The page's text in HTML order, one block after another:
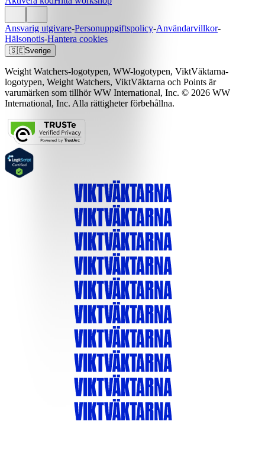
Ansvarig utgivare-Personuppgiftspolicy-Användarvillkor-
Hälsonotis-Hantera cookies
🇸🇪Sverige
Weight Watchers-logotypen, WW-logotypen, ViktVäktarna-
logotypen, Weight Watchers, ViktVäktarna och Points är
varumärken som tillhör WW International, Inc. © 2026 WW
International, Inc. Alla rättigheter förbehållna.